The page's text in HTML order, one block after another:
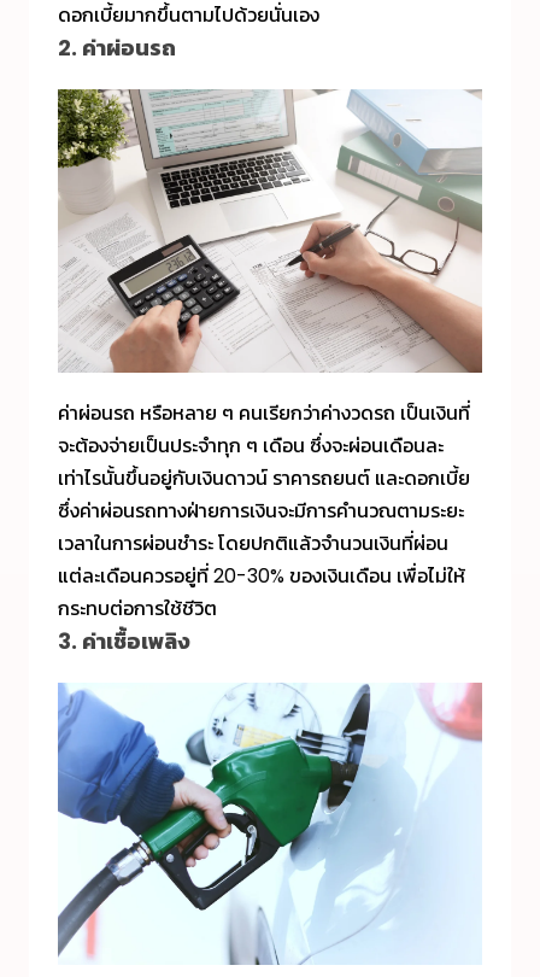
ดอกเบี้ยมากขึ้นตามไปด้วยนั่นเอง
2. ค่าผ่อนรถ
ค่าผ่อนรถ หรือหลาย ๆ คนเรียกว่าค่างวดรถ เป็นเงินที่
จะต้องจ่ายเป็นประจำทุก ๆ เดือน ซึ่งจะผ่อนเดือนละ
เท่าไรนั้นขึ้นอยู่กับเงินดาวน์ ราคารถยนต์ และดอกเบี้ย
ซึ่งค่าผ่อนรถทางฝ่ายการเงินจะมีการคำนวณตามระยะ
เวลาในการผ่อนชำระ โดยปกติแล้วจำนวนเงินที่ผ่อน
แต่ละเดือนควรอยู่ที่ 20-30% ของเงินเดือน เพื่อไม่ให้
กระทบต่อการใช้ชีวิต
3. ค่าเชื้อเพลิง